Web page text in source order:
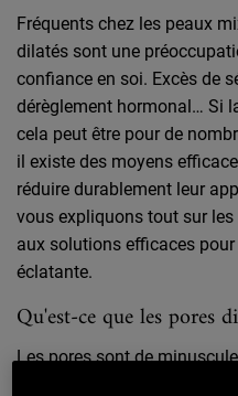
Fréquents chez les peaux
dilatés sont une
confiance en soi. Excès de
dérèglement hormonal… Si
cela peut être pour de
il existe des moyens
réduire durablement leur
vous expliquons tout sur
aux solutions efficaces
éclatante.
Qu'est-ce que les pores
Les pores sont de
peau qui aident cette